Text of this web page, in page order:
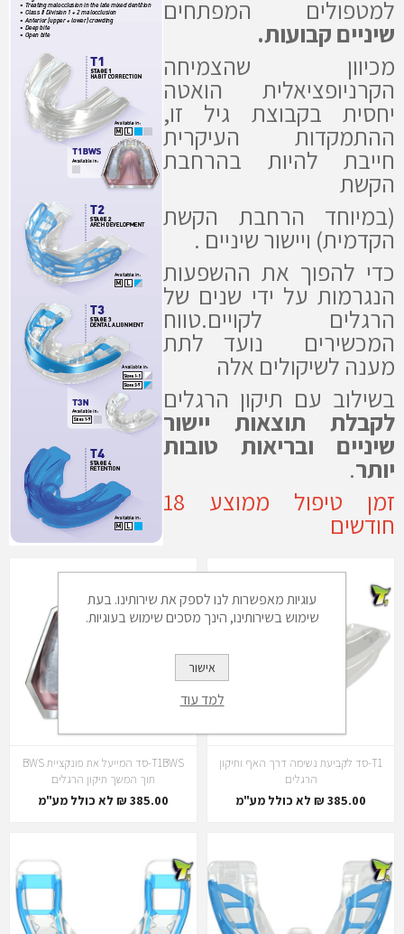
למטפולים המפתחים
שיניים קבועות.
מכיוון שהצמיחה
הקרניופציאלית הואטה
יחסית בקבוצת גיל זו,
ההתמקדות העיקרית
חייבת להיות בהרחבת
הקשת
(במיוחד הרחבת הקשת
הקדמית) ויישור שיניים .
כדי להפוך את ההשפעות
הנגרמות על ידי שנים של
הרגלים לקויים.טווח
המכשירים נועד לתת
מענה לשיקולים אלה
בשילוב עם תיקון הרגלים
לקבלת תוצאות יישור
שיניים ובריאות טובות
יותר.
זמן טיפול ממוצע 18
חודשים
T1-סד לקביעת נשימה דרך האף ותיקון
הרגלים
385.00 ₪ לא כולל מע"מ
T1BWS-סד המייעל את פונקציית BWS
תוך המשך תיקון הרגלים
385.00 ₪ לא כולל מע"מ
עוגיות מאפשרות לנו לספק את שירותינו. בעת
שימוש בשירותינו, הינך מסכים שימוש בעוגיות.
אישור
למד עוד